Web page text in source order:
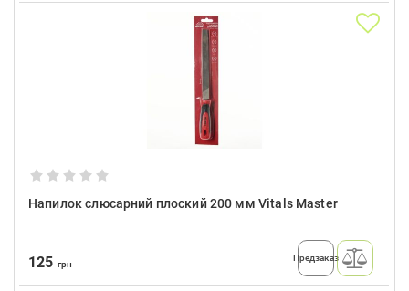
Напилок слюсарний плоский 200 мм Vitals Master
125 грн
Предзаказ